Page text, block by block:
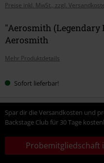
Preise inkl. MwSt., zzgl.
"Aerosmith (Legendary
Aerosmith
Mehr Produktdetails
Sofort lieferbar!
Spar dir die Versandkosten und
Backstage Club für 30 Tage
Probemitgliedschaft